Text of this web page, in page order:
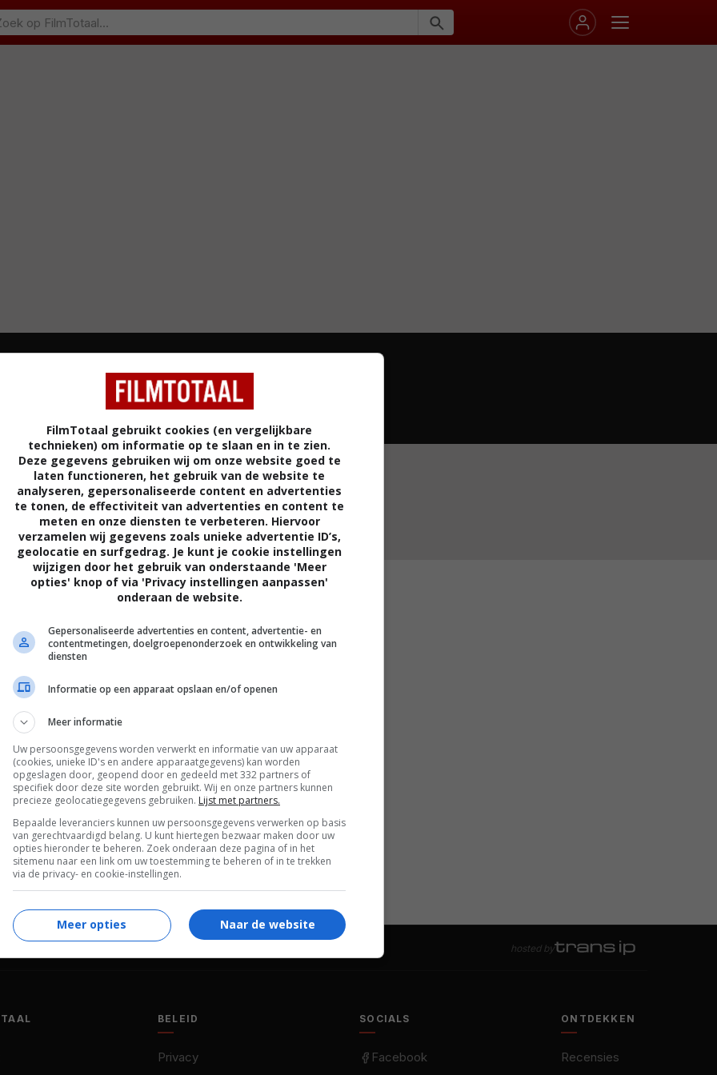
Forgiveness (2007)
VERENIGDE STATEN
van Bruce omkomen bij een auto-ongeluk, is
Suarez. Ondanks de vele waarschuwingen huurt
in om ervoor te zorgen dat Suarez er niet
tijdens de rechtszaak leert Bruce dat wraak
Dean Cain
Diablo Del Mar,Peri Gilpin,Julian
Christopher,Hugo Ateo, Andrew Abud,
Ryan Kennedy,James Ashcroft,Chelah
Horsdal
Shiloh Fernandez
Liboiron,Julius Chapple ,Alex DeVorak.
22.04.2007
hosted by
BELEID
Privacy
SOCIALS
Facebook
ONTDEKKEN
Recensies
FilmTotaal gebruikt cookies (en vergelijkbare
technieken) om informatie op te slaan en in te zien.
Deze gegevens gebruiken wij om onze website goed te
laten functioneren, het gebruik van de website te
analyseren, gepersonaliseerde content en advertenties
te tonen, de effectiviteit van advertenties en content te
meten en onze diensten te verbeteren. Hiervoor
verzamelen wij gegevens zoals unieke advertentie ID’s,
geolocatie en surfgedrag. Je kunt je cookie instellingen
wijzigen door het gebruik van onderstaande 'Meer
opties' knop of via 'Privacy instellingen aanpassen'
onderaan de website.
Gepersonaliseerde advertenties en content, advertentie- en
contentmetingen, doelgroepenonderzoek en ontwikkeling van
diensten
Informatie op een apparaat opslaan en/of openen
Meer informatie
Uw persoonsgegevens worden verwerkt en informatie van uw apparaat
(cookies, unieke ID's en andere apparaatgegevens) kan worden
opgeslagen door, geopend door en gedeeld met 332 partners of
specifiek door deze site worden gebruikt. Wij en onze partners kunnen
precieze geolocatiegegevens gebruiken. Lijst met partners.
Bepaalde leveranciers kunnen uw persoonsgegevens verwerken op basis
van gerechtvaardigd belang. U kunt hiertegen bezwaar maken door uw
opties hieronder te beheren. Zoek onderaan deze pagina of in het
sitemenu naar een link om uw toestemming te beheren of in te trekken
via de privacy- en cookie-instellingen.
Naar de website
Meer opties